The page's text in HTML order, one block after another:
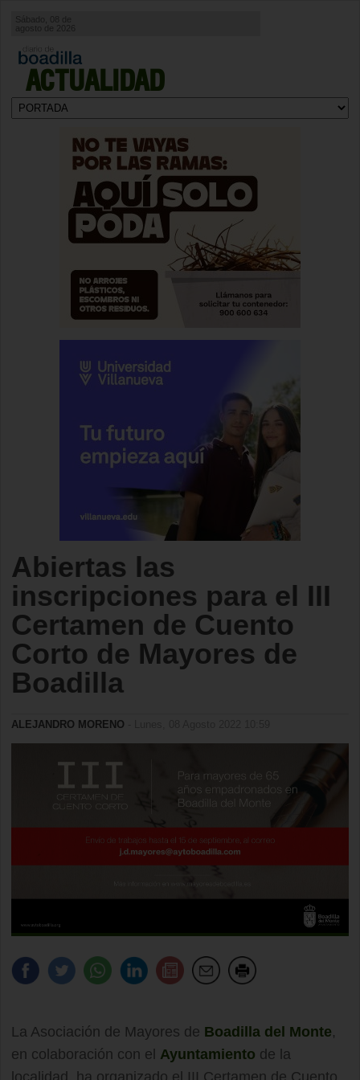
ACTUALIDAD
Sábado, 08 de
agosto de 2026
Abiertas las
inscripciones para el III
Certamen de Cuento
Corto de Mayores de
Boadilla
ALEJANDRO MORENO
La Asociación de Mayores de Boadilla del Monte,
en colaboración con el Ayuntamiento de la